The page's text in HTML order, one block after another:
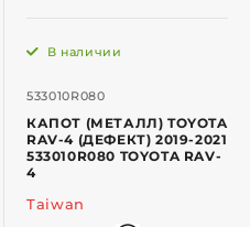
533010R080
В наличии
КАПОТ (МЕТАЛЛ) TOYOTA
RAV-4 (ДЕФЕКТ) 2019-2021
533010R080 TOYOTA RAV-
4
Taiwan